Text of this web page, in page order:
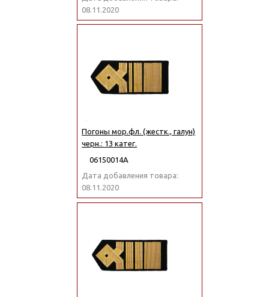
08.11.2020
Погоны мор.фл. (жестк., галун)
черн.: 13 катег.
06150014А
Дата добавления товара:
08.11.2020